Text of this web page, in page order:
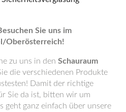
Sie uns im
Oberösterreich!
zu uns in den Schauraum
die verschiedenen Produkte
Damit der richtige
Sie da ist, bitten wir um
geht ganz einfach über unsere